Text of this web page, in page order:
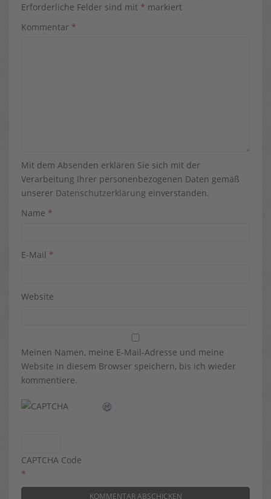
Erforderliche Felder sind mit * markiert
Kommentar *
Mit dem Absenden erklären Sie sich mit der
Verarbeitung Ihrer personenbezogenen Daten gemäß
unserer Datenschutzerklärung einverstanden.
Name *
E-Mail *
Website
Meinen Namen, meine E-Mail-Adresse und meine
Website in diesem Browser speichern, bis ich wieder
kommentiere.
CAPTCHA Code
*